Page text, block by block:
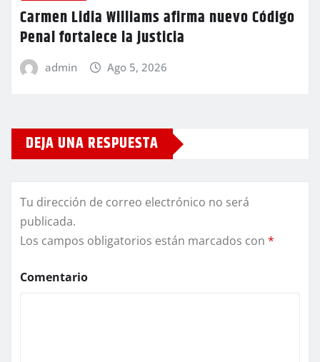
Carmen Lidia Williams afirma nuevo Código
Penal fortalece la justicia
admin Ago 5, 2026
DEJA UNA RESPUESTA
Tu dirección de correo electrónico no será
publicada.
Los campos obligatorios están marcados con *
Comentario